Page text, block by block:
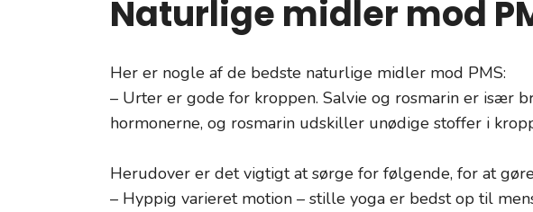
Naturlige midler mod
Her er nogle af de bedste naturlige midler mod PMS:
– Urter er gode for kroppen. Salvie og rosmarin er især
hormonerne, og rosmarin udskiller unødige stoffer i
Herudover er det vigtigt at sørge for følgende, for at
– Hyppig varieret motion – stille yoga er bedst op til